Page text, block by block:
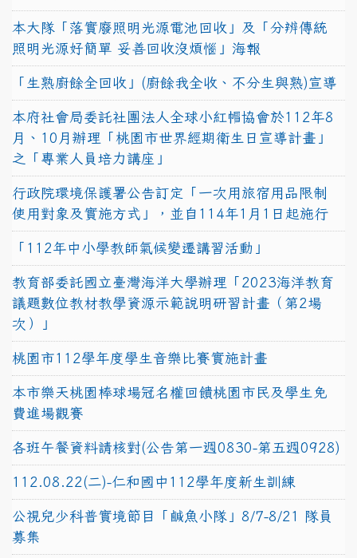
本大隊「落實廢照明光源電池回收」及「分辨傳統
照明光源好簡單 妥善回收沒煩惱」海報
「生熟廚餘全回收」(廚餘我全收、不分生與熟)宣導
本府社會局委託社團法人全球小紅帽協會於112年8
月、10月辦理「桃園市世界經期衛生日宣導計畫」
之「專業人員培力講座」
行政院環境保護署公告訂定「一次用旅宿用品限制
使用對象及實施方式」，並自114年1月1日起施行
「112年中小學教師氣候變遷講習活動」
教育部委託國立臺灣海洋大學辦理「2023海洋教育
議題數位教材教學資源示範說明研習計畫（第2場
次）」
桃園市112學年度學生音樂比賽實施計畫
本市樂天桃園棒球場冠名權回饋桃園市民及學生免
費進場觀賽
各班午餐資料請核對(公告第一週0830-第五週0928)
112.08.22(二)-仁和國中112學年度新生訓練
公視兒少科普實境節目「鹹魚小隊」8/7-8/21 隊員
募集